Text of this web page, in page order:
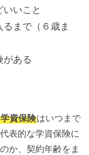
いこと
まで（６歳ま
がある
資保険はいつまで
表的な学資保険に
か、契約年齢をま